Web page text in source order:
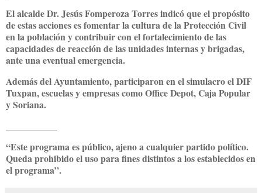
El alcalde Dr. Jesús Fomperoza Torres indicó que el propósito
de estas acciones es fomentar la cultura de la Protección Civil
en la población y contribuir con el fortalecimiento de las
capacidades de reacción de las unidades internas y brigadas,
ante una eventual emergencia.
Además del Ayuntamiento, participaron en el simulacro el DIF
Tuxpan, escuelas y empresas como Office Depot, Caja Popular
y Soriana.
“Este programa es público, ajeno a cualquier partido político.
Queda prohibido el uso para fines distintos a los establecidos en
el programa”.